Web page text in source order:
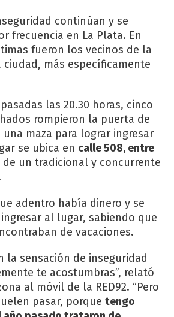
continúan y se
frecuencia en La Plata. En
fueron los vecinos de la
más específicamente
las 20.30 horas, cinco
rompieron la puerta de
maza para lograr ingresar
se ubica en calle 508, entre
de un tradicional y concurrente
adentro había dinero y se
al lugar, sabiendo que
de vacaciones.
la sensación de inseguridad
te acostumbras”, relató
al móvil de la RED92. “Pero
pasar, porque tengo